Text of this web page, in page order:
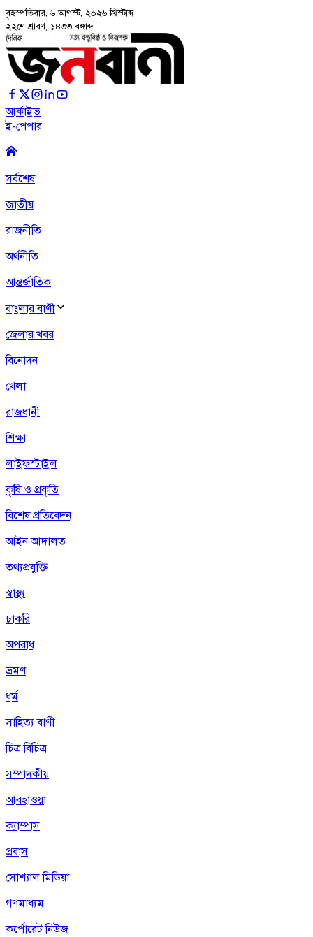
বৃহস্পতিবার, ৬ আগস্ট, ২০২৬ খ্রিস্টাব্দ
২২শে শ্রাবণ, ১৪৩৩ বঙ্গাব্দ
আর্কাইভ
ই-পেপার
সর্বশেষ
জাতীয়
রাজনীতি
অর্থনীতি
আন্তর্জাতিক
বাংলার বাণী
জেলার খবর
বিনোদন
খেলা
রাজধানী
শিক্ষা
লাইফস্টাইল
কৃষি ও প্রকৃতি
বিশেষ প্রতিবেদন
আইন আদালত
তথ্যপ্রযুক্তি
স্বাস্থ্য
চাকরি
অপরাধ
ভ্রমণ
ধর্ম
সাহিত্য বাণী
চিত্র বিচিত্র
সম্পাদকীয়
আবহাওয়া
ক্যাম্পাস
প্রবাস
সোশ্যাল মিডিয়া
গণমাধ্যম
কর্পোরেট নিউজ